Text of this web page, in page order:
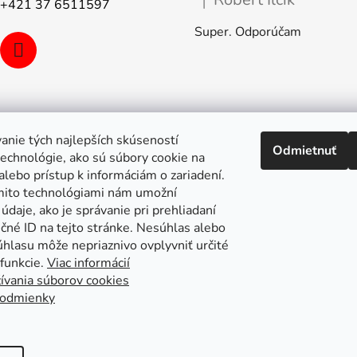
tých najlepších skúseností
ako sú súbory cookie na
prístup k informáciám o zariadení.
technológiami nám umožní
ako je správanie pri prehliadaní
ID na tejto stránke. Nesúhlas alebo
môže nepriaznivo ovplyvniť určité
Viac informácií
súborov cookies
Odmietnuť
+421 37 6511597 Hodnotenie produktu je 5 z
Super. Odporúčam